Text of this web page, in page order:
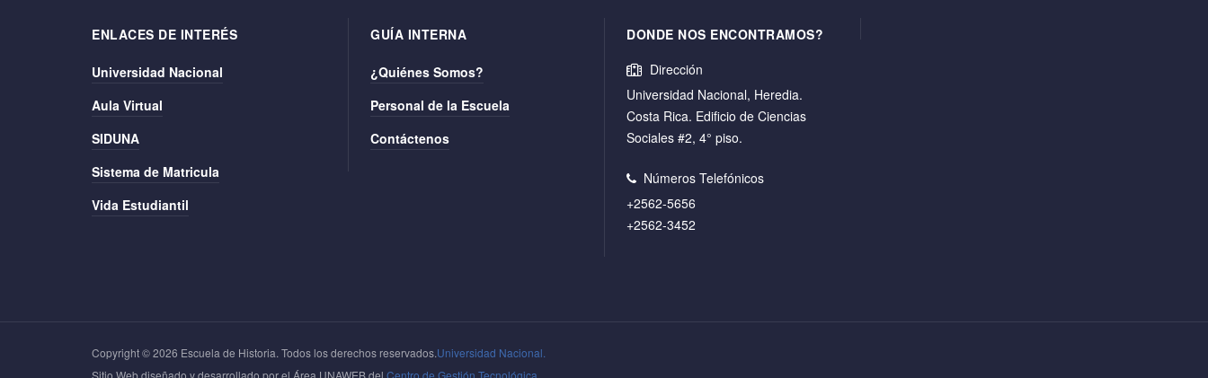
ENLACES DE INTERÉS
Universidad Nacional
Aula Virtual
SIDUNA
Sistema de Matricula
Vida Estudiantil
GUÍA INTERNA
¿Quiénes Somos?
Personal de la Escuela
Contáctenos
DONDE NOS ENCONTRAMOS?
Dirección
Universidad Nacional, Heredia.
Costa Rica. Edificio de Ciencias
Sociales #2, 4° piso.
Números Telefónicos
+2562-5656
+2562-3452
Copyright © 2026 Escuela de Historia. Todos los derechos reservados.Universidad Nacional.
Sitio Web diseñado y desarrollado por el Área UNAWEB del Centro de Gestión Tecnológica